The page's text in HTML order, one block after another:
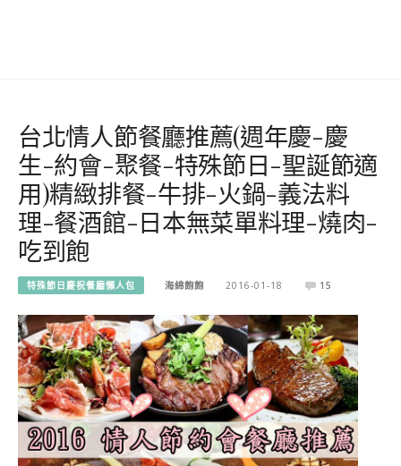
台北情人節餐廳推薦(週年慶-慶
生-約會-聚餐-特殊節日-聖誕節適
用)精緻排餐-牛排-火鍋-義法料
理-餐酒館-日本無菜單料理-燒肉-
吃到飽
特殊節日慶祝餐廳懶人包 海綿飽飽 2016-01-18 15